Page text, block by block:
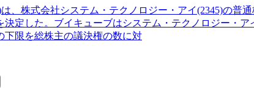
、株式会社システム・テクノロジー・アイ(2345)の
決定した。ブイキューブはシステム・テクノロジー・
下限を総株主の議決権の数に対